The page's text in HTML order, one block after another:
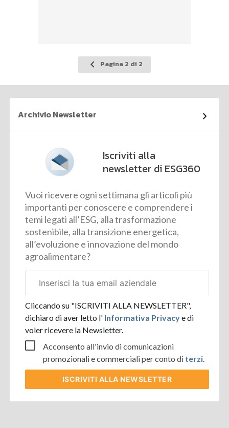
Pagina
precedente
Pagina 2 di 2
Archivio Newsletter
Iscriviti alla
newsletter di ESG360
Vuoi ricevere ogni settimana gli articoli più
importanti per conoscere e comprendere i
temi legati all’ESG, alla trasformazione
sostenibile, alla transizione energetica,
all’evoluzione e innovazione del mondo
agroalimentare?
aziendale
Cliccando su "ISCRIVITI ALLA NEWSLETTER",
dichiaro di aver letto l' Informativa Privacye di
voler ricevere la Newsletter.
Acconsento all'invio di comunicazioni
promozionali e commerciali per conto di terzi.
ISCRIVITI ALLA NEWSLETTER